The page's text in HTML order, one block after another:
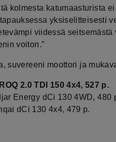
kolmesta katumaasturista
yksiselitteisesti
viidessä
voiton.”
suvereeni moottori ja
2.0 TDI 150 4x4, 527 p.
Energy dCi 130 4WD, 480
dCi 130 4x4, 479 p.